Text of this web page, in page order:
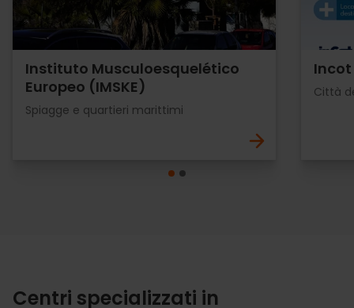
Instituto Musculoesquelético
Europeo (IMSKE)
Spiagge e quartieri marittimi
Incot
Città
Centri specializzati in